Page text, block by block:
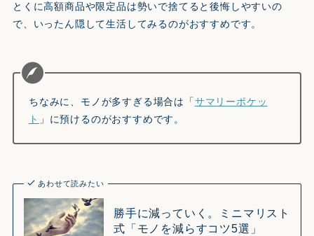
とくに高額商品や限定品は勢いで捨てると後悔しやすいの
で、いったん隠して生活してみるのがおすすめです。
ちなみに、モノが多すぎる場合は「サマリーポケッ
ト 」に預けるのがおすすめです。
あわせて読みたい
勝手に減っていく。ミニマリスト
式「モノを減らすコツ5選」